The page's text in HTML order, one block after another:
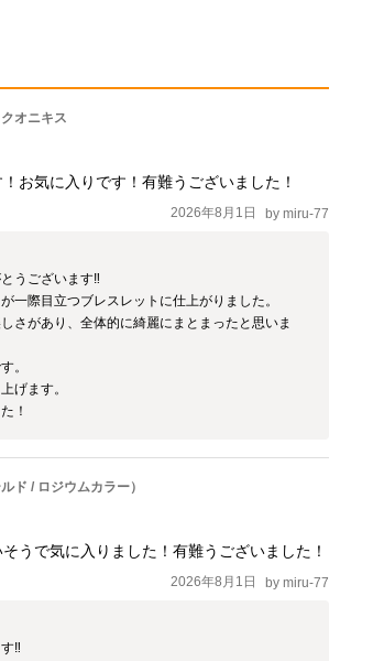
オニキス
お気に入りです！有難うございました！
2026年8月1日 by miru-77
うございます‼️
一際目立つブレスレットに仕上がりました。
さがあり、全体的に綺麗にまとまったと思いま
。
げます。
！
ド / ロジウムカラー）
うで気に入りました！有難うございました！
2026年8月1日 by miru-77
‼️